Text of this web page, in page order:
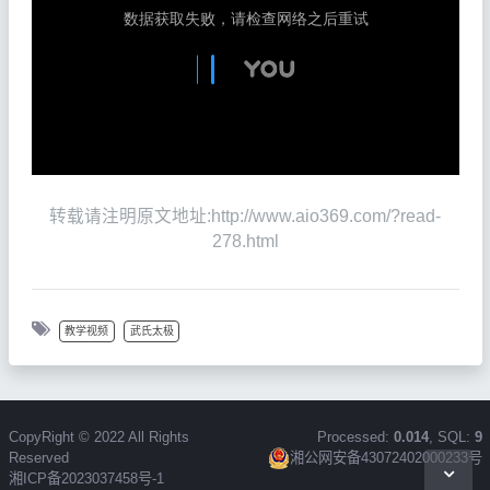
转载请注明原文地址:http://www.aio369.com/?read-
278.html
教学视频 武氏太极
CopyRight © 2022 All Rights
Reserved
湘ICP备2023037458号-1
Processed: 0.014, SQL: 9
湘公网安备43072402000233号